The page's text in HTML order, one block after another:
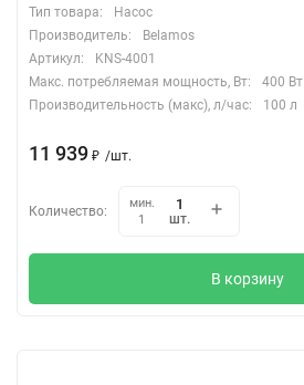
Тип товара:
Насос
Производитель:
Belamos
Артикул:
KNS-4001
Макс. потребляемая мощность, Вт:
400 Вт
Производительность (макс), л/час:
100 л
11 939 ₽ /шт.
Количество:
мин.
1
шт.
В корзину